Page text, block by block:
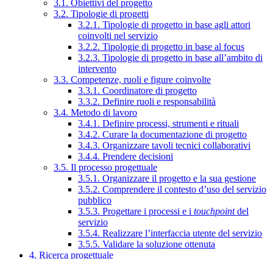
3.1. Obiettivi del progetto
3.2. Tipologie di progetti
3.2.1. Tipologie di progetto in base agli attori
coinvolti nel servizio
3.2.2. Tipologie di progetto in base al focus
3.2.3. Tipologie di progetto in base all’ambito di
intervento
3.3. Competenze, ruoli e figure coinvolte
3.3.1. Coordinatore di progetto
3.3.2. Definire ruoli e responsabilità
3.4. Metodo di lavoro
3.4.1. Definire processi, strumenti e rituali
3.4.2. Curare la documentazione di progetto
3.4.3. Organizzare tavoli tecnici collaborativi
3.4.4. Prendere decisioni
3.5. Il processo progettuale
3.5.1. Organizzare il progetto e la sua gestione
3.5.2. Comprendere il contesto d’uso del servizio
pubblico
3.5.3. Progettare i processi e i touchpointdel
servizio
3.5.4. Realizzare l’interfaccia utente del servizio
3.5.5. Validare la soluzione ottenuta
4. Ricerca progettuale